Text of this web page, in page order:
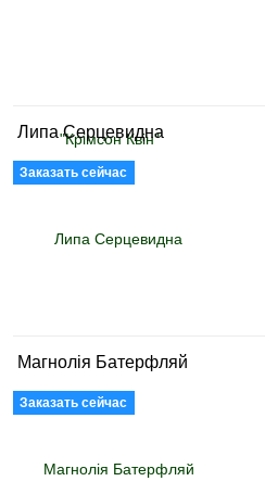
Липа Серцевидна
Заказать сейчас
Магнолія Батерфляй
Заказать сейчас